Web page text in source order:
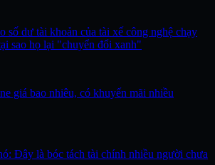
số dư tài khoản của tài xế công nghệ chạy
sao họ lại "chuyển đổi xanh"
giá bao nhiêu, có khuyến mãi nhiều
Đây là bóc tách tài chính nhiều người chưa